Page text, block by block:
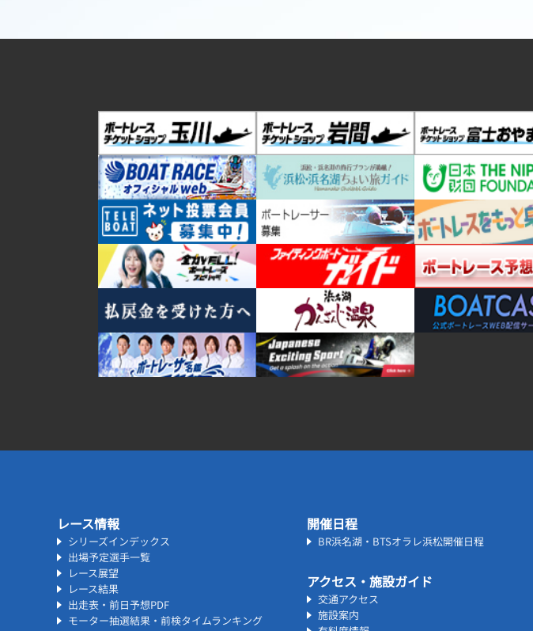
レース情報
シリーズインデックス
出場予定選手一覧
レース展望
レース結果
出走表・前日予想PDF
モーター抽選結果・前検タイムランキング
開催日程
BR浜名湖・BTSオラレ浜松開催日程
アクセス・施設ガイド
交通アクセス
施設案内